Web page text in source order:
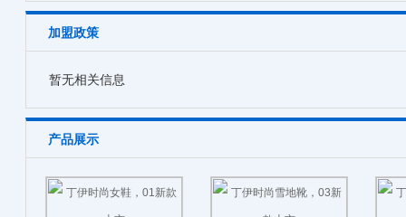
加盟政策
暂无相关信息
产品展示